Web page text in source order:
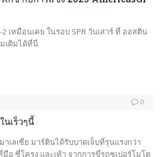
เหมือนเคย ในรอบ SPR วันเสาร์ ที่ ออสติน
เติมได้ที่นี่
0
เร็วๆนี้
เลเซีย มาร์ตินได้รับบาดเจ็บที่รุนแรงกว่า
อ ซี่โครง และเท้า จากการขี่รถซูเปอร์โมโต